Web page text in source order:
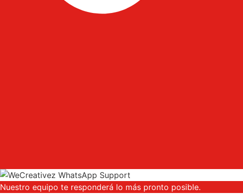
Nuestro equipo te responderá lo más pronto posible.